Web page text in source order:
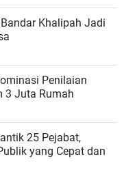
Khalipah Jadi
Penilaian
3 Juta Rumah
25 Pejabat,
yang Cepat dan